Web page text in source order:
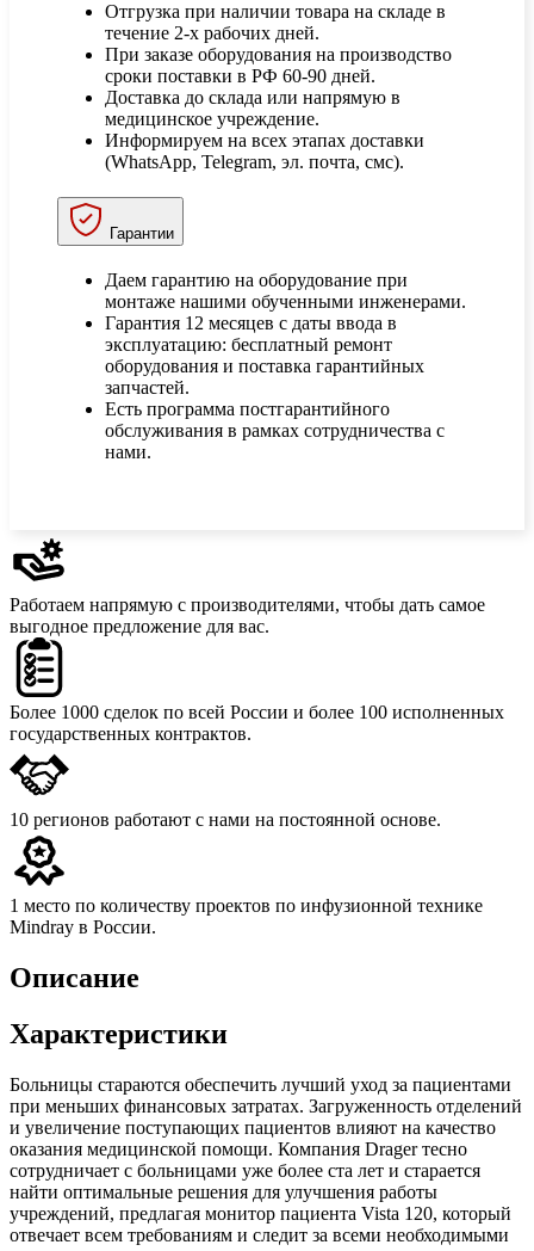
Отгрузка при наличии товара на складе в
течение 2-х рабочих дней.
При заказе оборудования на производство
сроки поставки в РФ 60-90 дней.
Доставка до склада или напрямую в
медицинское учреждение.
Информируем на всех этапах доставки
(WhatsApp, Telegram, эл. почта, смс).
Гарантии
Даем гарантию на оборудование при
монтаже нашими обученными инженерами.
Гарантия 12 месяцев с даты ввода в
эксплуатацию: бесплатный ремонт
оборудования и поставка гарантийных
запчастей.
Есть программа постгарантийного
обслуживания в рамках сотрудничества с
нами.
Работаем напрямую с производителями, чтобы дать самое
выгодное предложение для вас.
Более 1000 сделок по всей России и более 100 исполненных
государственных контрактов.
10 регионов работают с нами на постоянной основе.
1 место по количеству проектов по инфузионной технике
Mindray в России.
Описание
Характеристики
Больницы стараются обеспечить лучший уход за пациентами
при меньших финансовых затратах. Загруженность отделений
и увеличение поступающих пациентов влияют на качество
оказания медицинской помощи. Компания Drager тесно
сотрудничает с больницами уже более ста лет и старается
найти оптимальные решения для улучшения работы
учреждений, предлагая монитор пациента Vista 120, который
отвечает всем требованиям и следит за всеми необходимыми